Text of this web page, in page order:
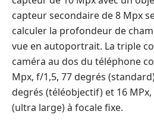
capteur secondaire de 8 Mpx
calculer la profondeur de
vue en autoportrait. La triple
caméra au dos du téléphone
Mpx, f/1,5, 77 degrés
degrés (téléobjectif) et 16
(ultra large) à focale fixe.